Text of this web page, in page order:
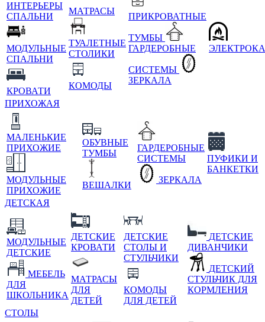
ИНТЕРЬЕРЫ
СПАЛЬНИ
МОДУЛЬНЫЕ
СПАЛЬНИ
КРОВАТИ
МАТРАСЫ
ТУАЛЕТНЫЕ
СТОЛИКИ
КОМОДЫ
ПРИКРОВАТНЫЕ
ТУМБЫ
ГАРДЕРОБНЫЕ
СИСТЕМЫ
ЗЕРКАЛА
ПРИХОЖАЯ
МАЛЕНЬКИЕ
ПРИХОЖИЕ
МОДУЛЬНЫЕ
ПРИХОЖИЕ
ОБУВНЫЕ
ТУМБЫ
ВЕШАЛКИ
ГАРДЕРОБНЫЕ
СИСТЕМЫ
ЗЕРКАЛА
ПУФИКИ И
БАНКЕТКИ
ДЕТСКАЯ
МОДУЛЬНЫЕ
ДЕТСКИЕ
МЕБЕЛЬ
ДЛЯ
ШКОЛЬНИКА
ДЕТСКИЕ
КРОВАТИ
МАТРАСЫ
ДЛЯ
ДЕТЕЙ
ДЕТСКИЕ
СТОЛЫ И
СТУЛЬЧИКИ
КОМОДЫ
ДЛЯ ДЕТЕЙ
ДЕТСКИЕ
ДИВАНЧИКИ
ДЕТСКИЙ
СТУЛЬЧИК ДЛЯ
КОРМЛЕНИЯ
СТОЛЫ